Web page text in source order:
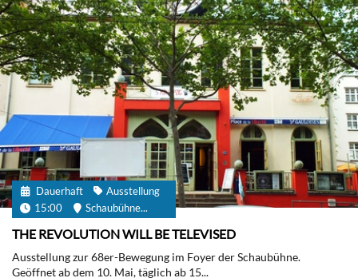
Dauerhaft
Ausstellung
15:00
Schaubühne...
THE REVOLUTION WILL BE TELEVISED
Ausstellung zur 68er-Bewegung im Foyer der Schaubühne.
Geöffnet ab dem 10. Mai, täglich ab 15...